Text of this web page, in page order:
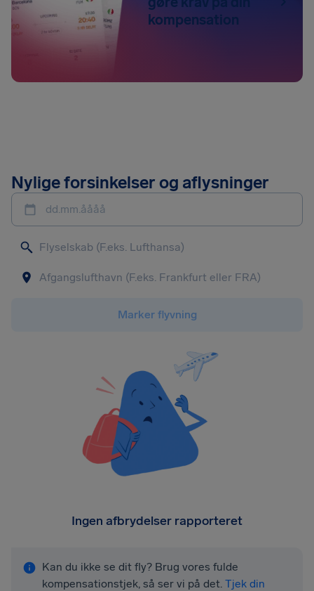
kompensation
Nylige forsinkelser og aflysninger
dd.mm.åååå
Marker flyvning
Ingen afbrydelser rapporteret
Kan du ikke se dit fly? Brug vores fulde
kompensationstjek, så ser vi på det. Tjek din